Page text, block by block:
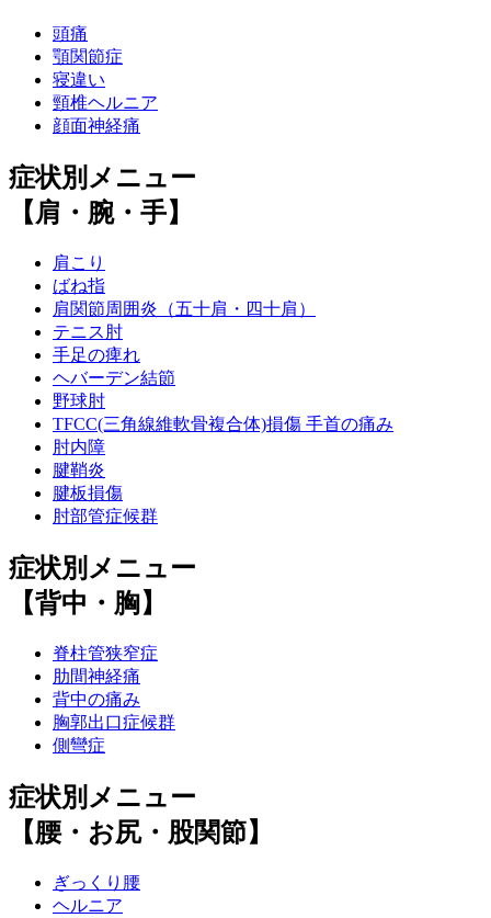
頭痛
顎関節症
寝違い
頸椎ヘルニア
顔面神経痛
症状別メニュー
【肩・腕・手】
肩こり
ばね指
肩関節周囲炎（五十肩・四十肩）
テニス肘
手足の痺れ
ヘバーデン結節
野球肘
TFCC(三角線維軟骨複合体)損傷 手首の痛み
肘内障
腱鞘炎
腱板損傷
肘部管症候群
症状別メニュー
【背中・胸】
脊柱管狭窄症
肋間神経痛
背中の痛み
胸郭出口症候群
側彎症
症状別メニュー
【腰・お尻・股関節】
ぎっくり腰
ヘルニア